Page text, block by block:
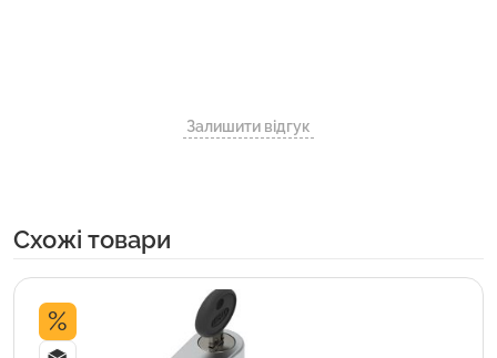
Залишити відгук
Cхожі товари
%